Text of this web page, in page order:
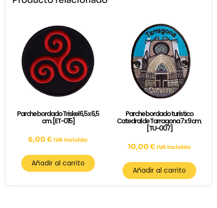
Parche bordado Triskel 6,5 x 6,5
cm. [ET-015]
6,00 € IVA incluído
Añadir al carrito
Parche bordado turístico
Catedral de Tarragona 7 x 9 cm.
[TU-007]
10,00 € IVA incluído
Añadir al carrito